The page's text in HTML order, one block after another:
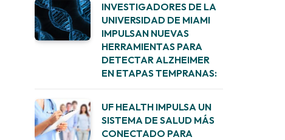
INVESTIGADORES DE LA
UNIVERSIDAD DE MIAMI
IMPULSAN NUEVAS
HERRAMIENTAS PARA
DETECTAR ALZHEIMER
EN ETAPAS TEMPRANAS:
UF HEALTH IMPULSA UN
SISTEMA DE SALUD MÁS
CONECTADO PARA